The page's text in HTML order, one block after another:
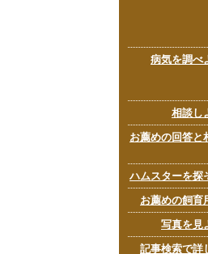
病気を調べ
相談し
お薦めの回答と
ハムスターを探
お薦めの飼育
写真を見
記事検索で詳